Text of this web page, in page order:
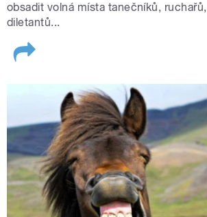
obsadit volná místa tanečníků,
diletantů...